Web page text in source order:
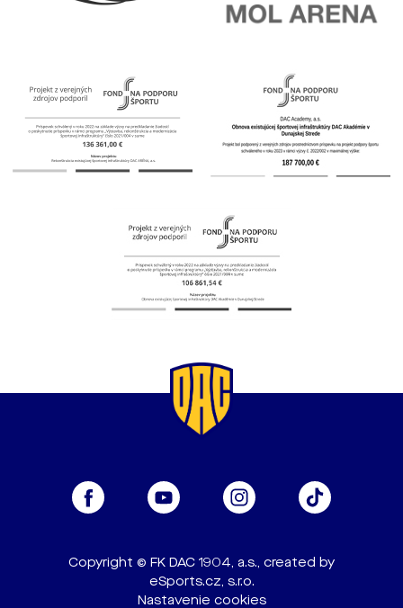
Copyright © FK DAC 1904, a.s., created by
eSports.cz, s.r.o.
Nastavenie cookies